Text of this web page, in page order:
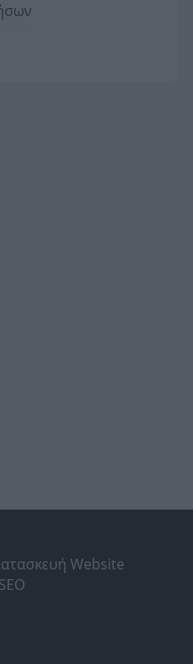
Website